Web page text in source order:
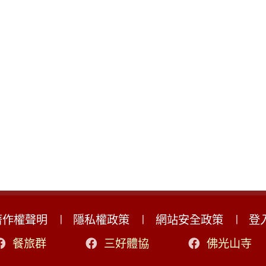
權聲明 隱私權政策 網站安全政策
登
餐旅群
三好體協 佛光山寺